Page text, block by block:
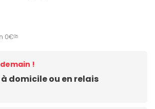
0€05
domicile ou en relais
!